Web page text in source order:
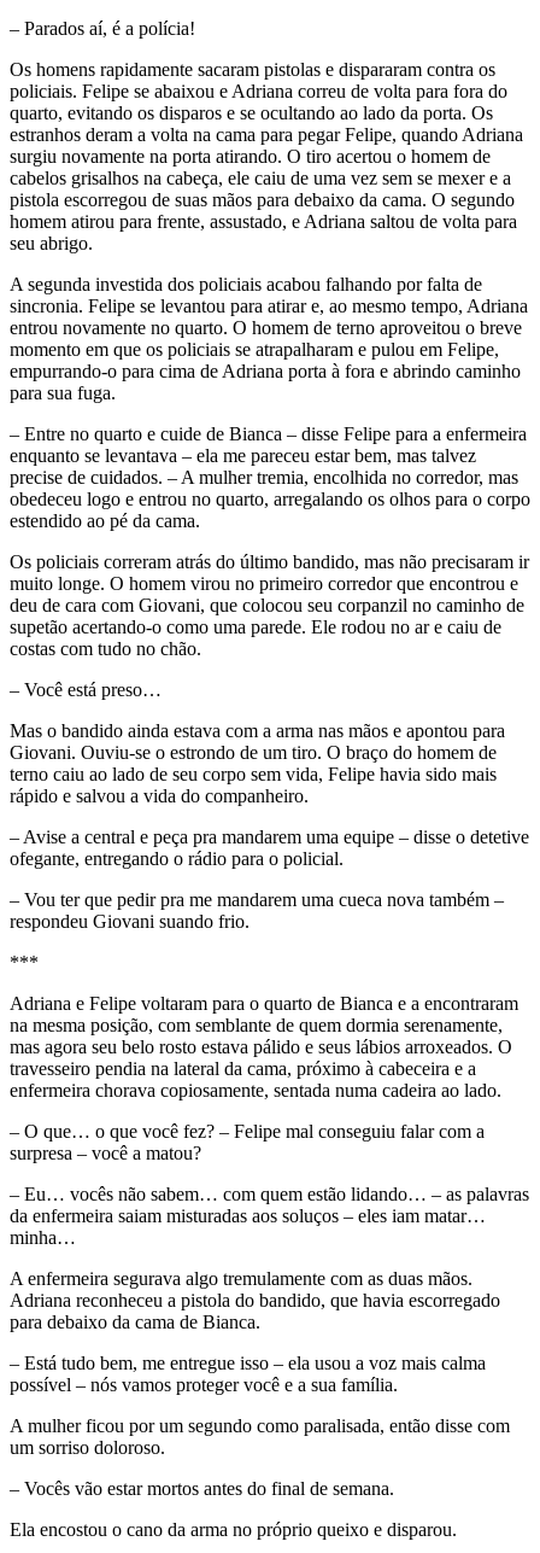
– Parados aí, é a polícia!
Os homens rapidamente sacaram pistolas e dispararam contra os
policiais. Felipe se abaixou e Adriana correu de volta para fora do
quarto, evitando os disparos e se ocultando ao lado da porta. Os
estranhos deram a volta na cama para pegar Felipe, quando Adriana
surgiu novamente na porta atirando. O tiro acertou o homem de
cabelos grisalhos na cabeça, ele caiu de uma vez sem se mexer e a
pistola escorregou de suas mãos para debaixo da cama. O segundo
homem atirou para frente, assustado, e Adriana saltou de volta para
seu abrigo.
A segunda investida dos policiais acabou falhando por falta de
sincronia. Felipe se levantou para atirar e, ao mesmo tempo, Adriana
entrou novamente no quarto. O homem de terno aproveitou o breve
momento em que os policiais se atrapalharam e pulou em Felipe,
empurrando-o para cima de Adriana porta à fora e abrindo caminho
para sua fuga.
– Entre no quarto e cuide de Bianca – disse Felipe para a enfermeira
enquanto se levantava – ela me pareceu estar bem, mas talvez
precise de cuidados. – A mulher tremia, encolhida no corredor, mas
obedeceu logo e entrou no quarto, arregalando os olhos para o corpo
estendido ao pé da cama.
Os policiais correram atrás do último bandido, mas não precisaram ir
muito longe. O homem virou no primeiro corredor que encontrou e
deu de cara com Giovani, que colocou seu corpanzil no caminho de
supetão acertando-o como uma parede. Ele rodou no ar e caiu de
costas com tudo no chão.
– Você está preso…
Mas o bandido ainda estava com a arma nas mãos e apontou para
Giovani. Ouviu-se o estrondo de um tiro. O braço do homem de
terno caiu ao lado de seu corpo sem vida, Felipe havia sido mais
rápido e salvou a vida do companheiro.
– Avise a central e peça pra mandarem uma equipe – disse o detetive
ofegante, entregando o rádio para o policial.
– Vou ter que pedir pra me mandarem uma cueca nova também –
respondeu Giovani suando frio.
***
Adriana e Felipe voltaram para o quarto de Bianca e a encontraram
na mesma posição, com semblante de quem dormia serenamente,
mas agora seu belo rosto estava pálido e seus lábios arroxeados. O
travesseiro pendia na lateral da cama, próximo à cabeceira e a
enfermeira chorava copiosamente, sentada numa cadeira ao lado.
– O que… o que você fez? – Felipe mal conseguiu falar com a
surpresa – você a matou?
– Eu… vocês não sabem… com quem estão lidando… – as palavras
da enfermeira saiam misturadas aos soluços – eles iam matar…
minha…
A enfermeira segurava algo tremulamente com as duas mãos.
Adriana reconheceu a pistola do bandido, que havia escorregado
para debaixo da cama de Bianca.
– Está tudo bem, me entregue isso – ela usou a voz mais calma
possível – nós vamos proteger você e a sua família.
A mulher ficou por um segundo como paralisada, então disse com
um sorriso doloroso.
– Vocês vão estar mortos antes do final de semana.
Ela encostou o cano da arma no próprio queixo e disparou.